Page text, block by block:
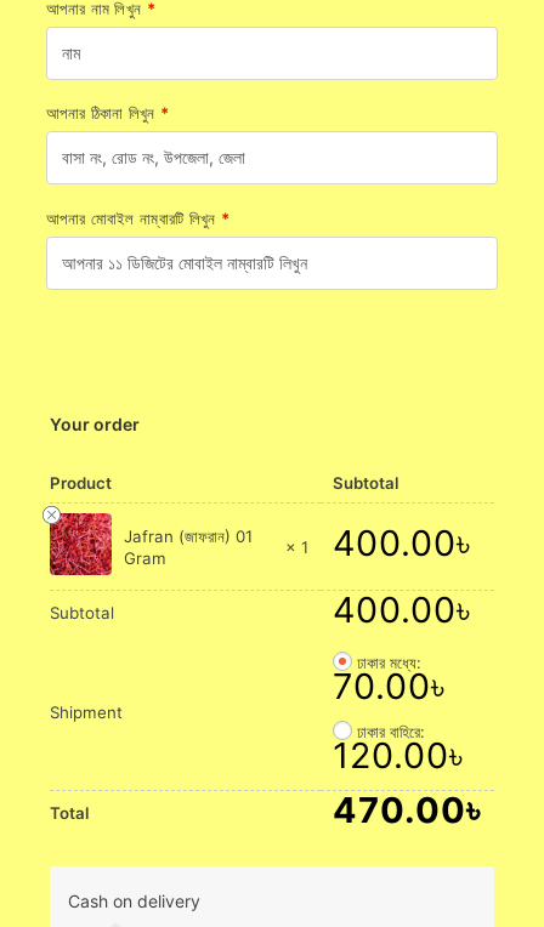
আপনার নাম লিখুন *
আপনার ঠিকানা লিখুন *
আপনার মোবাইল নাম্বারটি লিখুন *
Your order
Product Subtotal
Jafran (জাফরান) 01
Gram
× 1 400.00৳
Subtotal 400.00৳
Shipment
ঢাকার মধ্যে:
70.00৳
ঢাকার বাহিরে:
120.00৳
Total 470.00৳
Cash on delivery